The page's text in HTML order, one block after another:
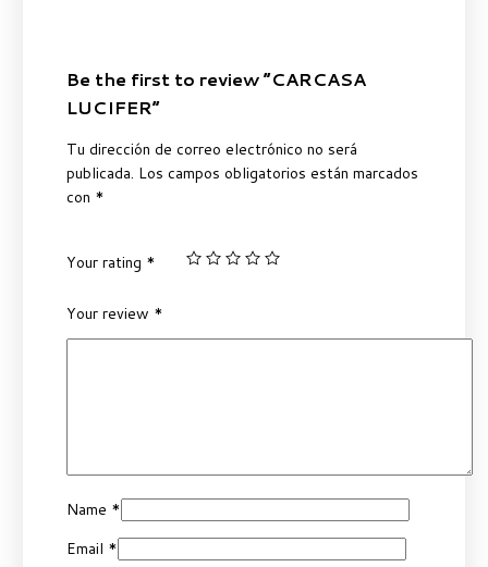
Be the first to review “CARCASA
LUCIFER”
Tu dirección de correo electrónico no será
publicada. Los campos obligatorios están marcados
con *
Your rating *
Your review *
Name *
Email *